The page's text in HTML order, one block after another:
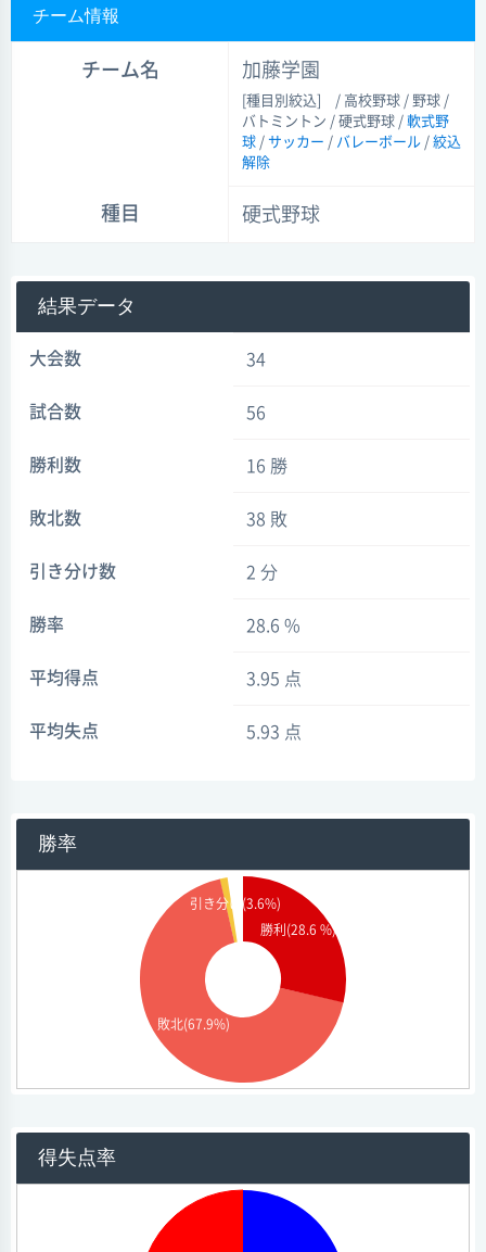
チーム情報
チーム名 加藤学園
[種目別絞込]
/ 高校野球 / 野球 /
バトミントン / 硬式野球 / 軟式野
球 / サッカー / バレーボール / 絞込
解除
種目 硬式野球
結果データ
大会数 34
試合数 56
勝利数 16 勝
敗北数 38 敗
引き分け数 2 分
勝率 28.6 %
平均得点 3.95 点
平均失点 5.93 点
勝率
勝利(28.6 %)
敗北(67.9%)
引き分け(3.6%)
得失点率